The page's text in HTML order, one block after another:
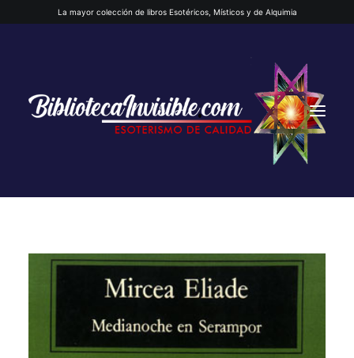
La mayor colección de libros Esotéricos, Místicos y de Alquimia
INICIO
QUIENES SOMOS